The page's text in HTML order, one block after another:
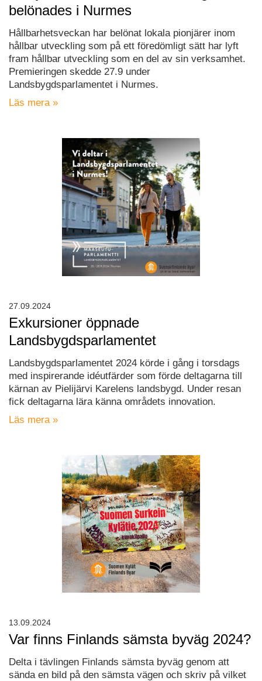
belönades i Nurmes
Hållbarhetsveckan har belönat lokala pionjärer inom
hållbar utveckling som på ett föredömligt sätt har lyft
fram hållbar utveckling som en del av sin verksamhet.
Premieringen skedde 27.9 under
Landsbygdsparlamentet i Nurmes.
Läs mera »
Exkursioner öppnade
Landsbygdsparlamentet
Landsbygdsparlamentet 2024 körde i gång i torsdags
med inspirerande idéutfärder som förde deltagarna till
kärnan av Pielijärvi Karelens landsbygd. Under resan
fick deltagarna lära känna områdets innovation.
Läs mera »
27.09.2024
Var finns Finlands sämsta byväg 2024?
Delta i tävlingen Finlands sämsta byväg genom att
sända en bild på den sämsta vägen och skriv på vilket
13.09.2024